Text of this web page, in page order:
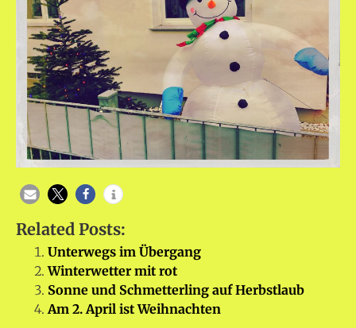
Related Posts:
Unterwegs im Übergang
Winterwetter mit rot
Sonne und Schmetterling auf Herbstlaub
Am 2. April ist Weihnachten